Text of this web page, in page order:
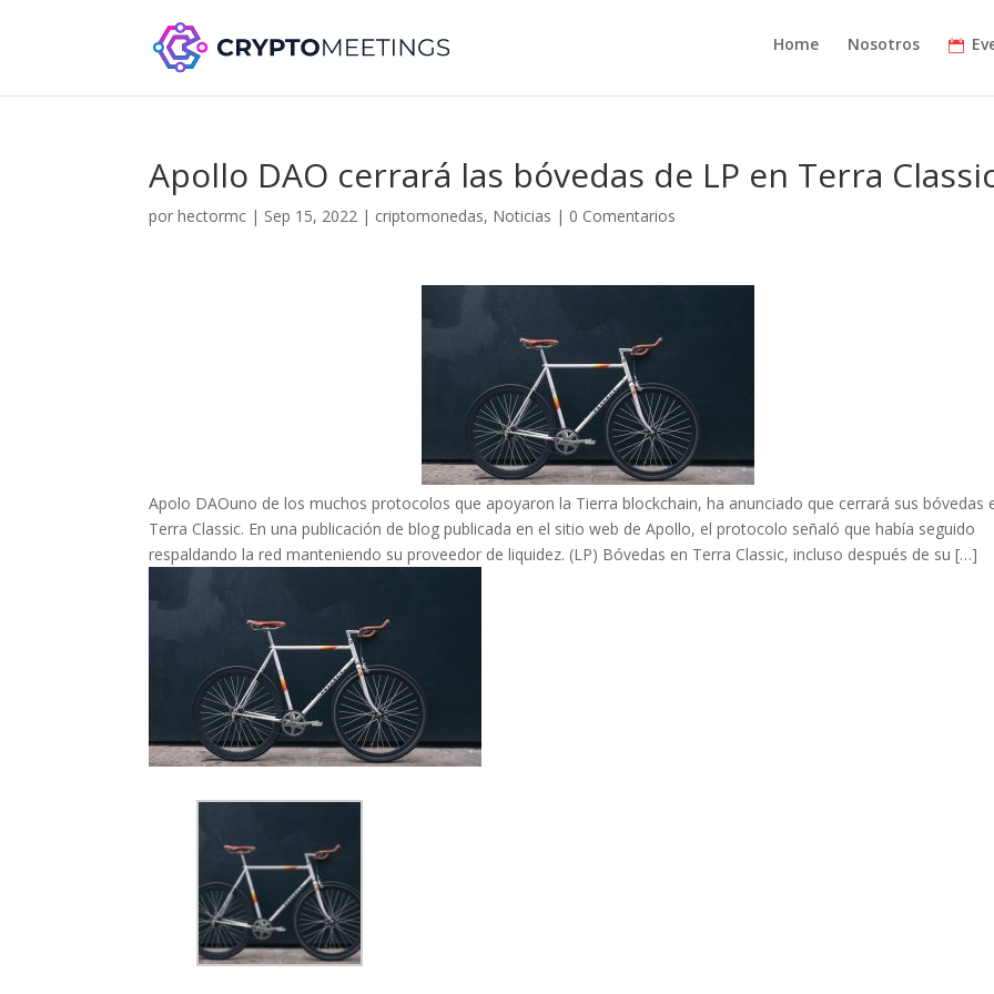
Home Nosotros
Apollo DAO cerrará las bóvedas de LP en Terra
porhectormc | Sep 15, 2022 | criptomonedas, Noticias | 0 Comentarios
Apolo DAOuno de los muchos protocolos que apoyaron la Tierra blockchain, ha anunciado que cerrará sus bóvedas
Terra Classic. En una publicación de blog publicada en el sitio web de Apollo, el protocolo señaló que había seguido
respaldando la red manteniendo su proveedor de liquidez. (LP) Bóvedas en Terra Classic, incluso después de su […]